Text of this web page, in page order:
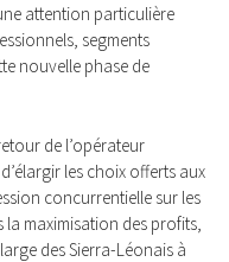
attention particulière
segments
nouvelle phase de
de l’opérateur
les choix offerts aux
concurrentielle sur les
la maximisation des profits,
des Sierra-Léonais à